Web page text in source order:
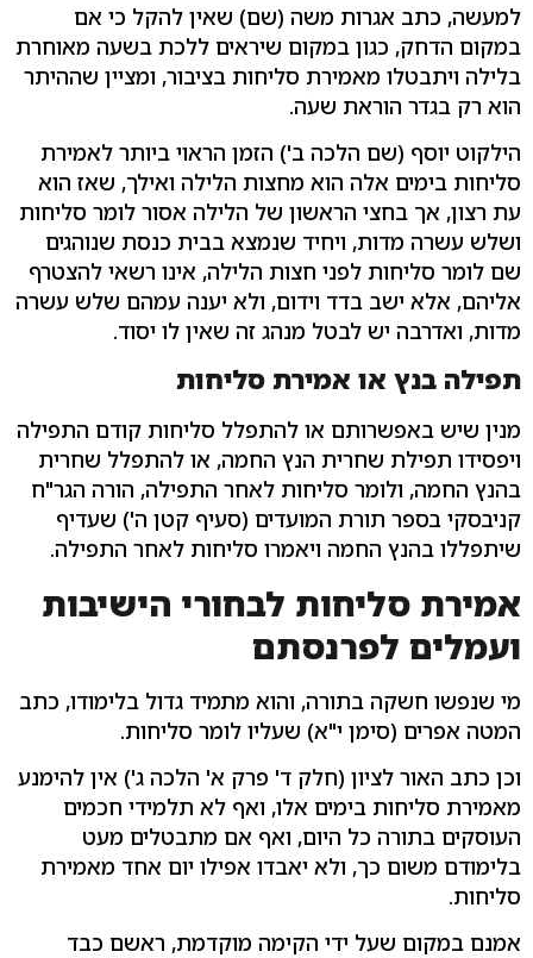
למעשה, כתב אגרות משה (שם) שאין להקל כי אם
במקום הדחק, כגון במקום שיראים ללכת בשעה מאוחרת
בלילה ויתבטלו מאמירת סליחות בציבור, ומציין שההיתר
הוא רק בגדר הוראת שעה.
הילקוט יוסף (שם הלכה ב') הזמן הראוי ביותר לאמירת
סליחות בימים אלה הוא מחצות הלילה ואילך, שאז הוא
עת רצון, אך בחצי הראשון של הלילה אסור לומר סליחות
ושלש עשרה מדות, ויחיד שנמצא בבית כנסת שנוהגים
שם לומר סליחות לפני חצות הלילה, אינו רשאי להצטרף
אליהם, אלא ישב בדד וידום, ולא יענה עמהם שלש עשרה
מדות, ואדרבה יש לבטל מנהג זה שאין לו יסוד.
תפילה בנץ או אמירת סליחות
מנין שיש באפשרותם או להתפלל סליחות קודם התפילה
ויפסידו תפילת שחרית הנץ החמה, או להתפלל שחרית
בהנץ החמה, ולומר סליחות לאחר התפילה, הורה הגר"ח
קניבסקי בספר תורת המועדים (סעיף קטן ה') שעדיף
שיתפללו בהנץ החמה ויאמרו סליחות לאחר התפילה.
אמירת סליחות לבחורי הישיבות
ועמלים לפרנסתם
מי שנפשו חשקה בתורה, והוא מתמיד גדול בלימודו, כתב
המטה אפרים (סימן י"א) שעליו לומר סליחות.
וכן כתב האור לציון (חלק ד' פרק א' הלכה ג') אין להימנע
מאמירת סליחות בימים אלו, ואף לא תלמידי חכמים
העוסקים בתורה כל היום, ואף אם מתבטלים מעט
בלימודם משום כך, ולא יאבדו אפילו יום אחד מאמירת
סליחות.
אמנם במקום שעל ידי הקימה מוקדמת, ראשם כבד